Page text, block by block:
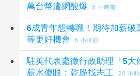
萬台幣遭網酸爆
5 小時前
6成青年想轉職！期待加薪破
等更好機會
6 小時前
駐英代表處徵行政助理「5
薪水傻眼：乾脆找志工
20 小